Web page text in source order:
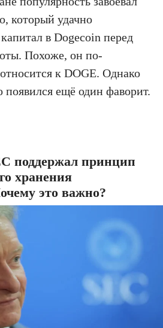
который удачно
в Dogecoin перед
Похоже, он по-
к DOGE. Однако
появился ещё один фаворит.
поддержал принцип
хранения
это важно?